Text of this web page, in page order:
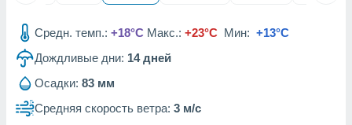
рекламы
сведения
Средн. темп.: +18°C Макс.: +23°C Мин: +13°C
Дождливые дни: 14дней
Осадки: 83 мм
Средняя скорость ветра: 3 м/с